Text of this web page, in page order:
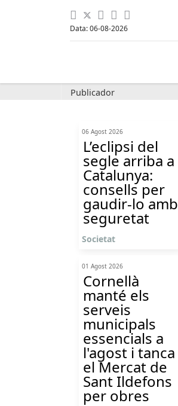
Data: 06-08-2026
Publicador
06 Agost 2026
L’eclipsi del
segle arriba a
Catalunya:
consells per
gaudir-lo amb
seguretat
Societat
01 Agost 2026
Cornellà
manté els
serveis
municipals
essencials a
l'agost i tanca
el Mercat de
Sant Ildefons
per obres